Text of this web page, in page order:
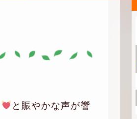
と賑やかな声が響